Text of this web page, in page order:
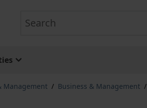
Management / Business & Management /